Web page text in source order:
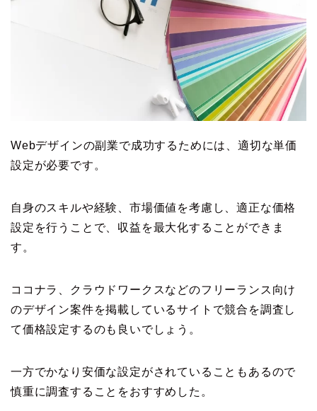
Webデザインの副業で成功するためには、適切な単価
設定が必要です。
自身のスキルや経験、市場価値を考慮し、適正な価格
設定を行うことで、収益を最大化することができま
す。
ココナラ、クラウドワークスなどのフリーランス向け
のデザイン案件を掲載しているサイトで競合を調査し
て価格設定するのも良いでしょう。
一方でかなり安価な設定がされていることもあるので
慎重に調査することをおすすめした。